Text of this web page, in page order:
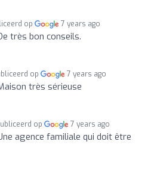
op 7 years ago
très bon conseils.
op 7 years ago
très sérieuse
op 7 years ago
agence familiale qui doit être